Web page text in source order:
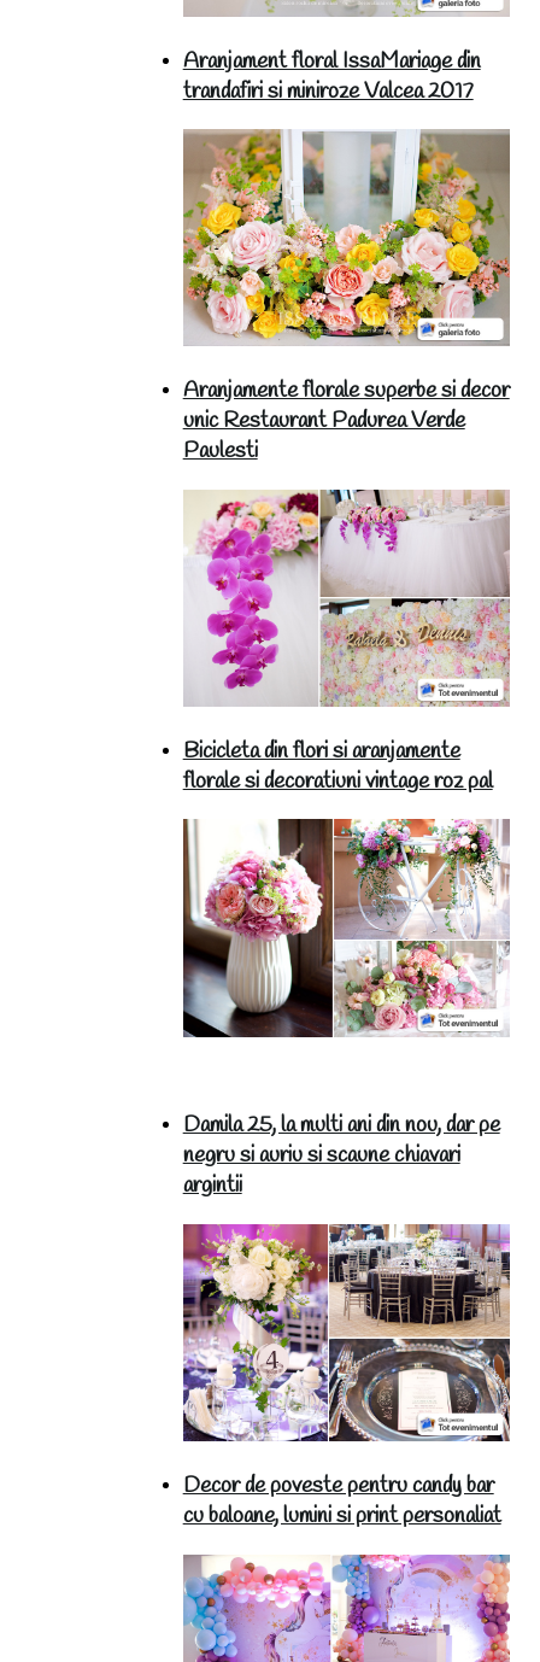
Aranjament floral IssaMariage din
trandafiri si miniroze Valcea 2017
Aranjamente florale superbe si decor
unic Restaurant Padurea Verde
Paulesti
Bicicleta din flori si aranjamente
florale si decoratiuni vintage roz pal
Damila 25, la multi ani din nou, dar pe
negru si auriu si scaune chiavari
argintii
Decor de poveste pentru candy bar
cu baloane, lumini si print personaliat